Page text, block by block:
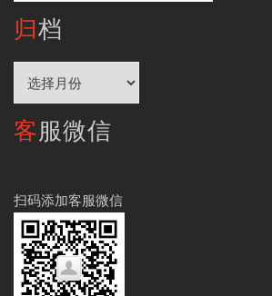
归档
客服微信
扫码添加客服微信